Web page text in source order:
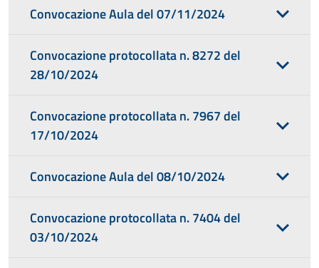
Convocazione Aula del 07/11/2024
Convocazione protocollata n. 8272 del
28/10/2024
Convocazione protocollata n. 7967 del
17/10/2024
Convocazione Aula del 08/10/2024
Convocazione protocollata n. 7404 del
03/10/2024